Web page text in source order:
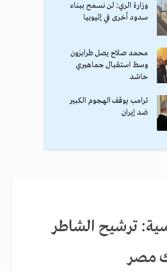
وزارة الري: لن نسمح ببناء
سدود أخرى في إثيوبيا
محمد صلاح يصل طرابزون
وسط استقبال جماهيري
حاشد
ترامب يوقف الهجوم الكبير
ضد إيران
ترشيح الشاطر
مصر